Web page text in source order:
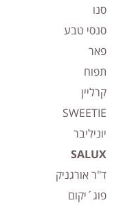
סנו
סנסי טבע
פאר
תפוח
קרליין
SWEETIE
יוניליבר
SALUX
ד"ר אורגניק
פוג´יקום